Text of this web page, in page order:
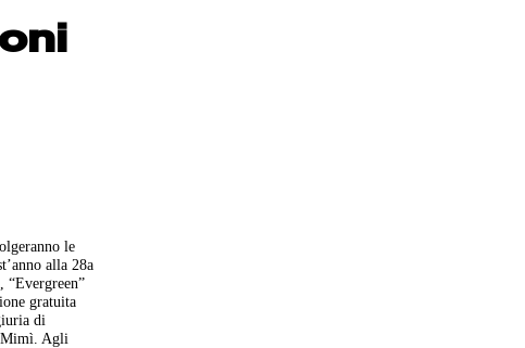
le
alla 28a
“Evergreen”
gratuita
di
Mimì. Agli